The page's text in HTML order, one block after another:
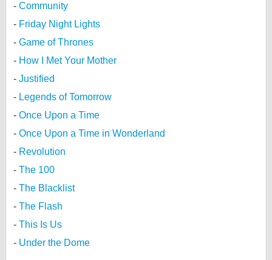
Community
Friday Night Lights
Game of Thrones
How I Met Your Mother
Justified
Legends of Tomorrow
Once Upon a Time
Once Upon a Time in Wonderland
Revolution
The 100
The Blacklist
The Flash
This Is Us
Under the Dome
myFanbase